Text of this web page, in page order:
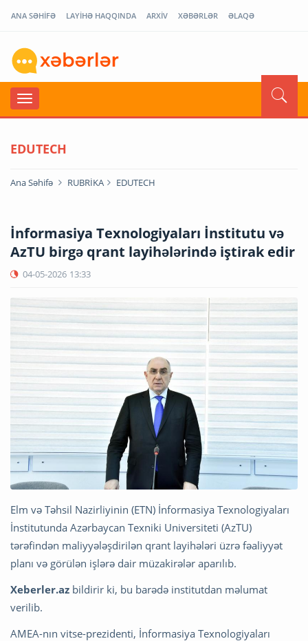
ANA SƏHİFƏ LAYİHƏ HAQQINDA ARXİV XƏBƏRLƏR ƏLAQƏ
EDUTECH
Ana Səhifə RUBRİKA EDUTECH
İnformasiya Texnologiyaları İnstitutu və
AzTU birgə qrant layihələrində iştirak edir
04-05-2026 13:33
Elm və Təhsil Nazirliyinin (ETN) İnformasiya Texnologiyaları
İnstitutunda Azərbaycan Texniki Universiteti (AzTU)
tərəfindən maliyyələşdirilən qrant layihələri üzrə fəaliyyət
planı və görülən işlərə dair müzakirələr aparılıb.
Xeberler.az bildirir ki, bu barədə institutdan məlumat
verilib.
AMEA-nın vitse-prezidenti, İnformasiya Texnologiyaları